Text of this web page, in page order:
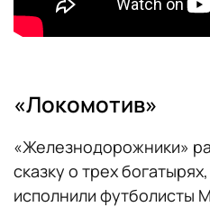
«Локомотив»
«Железнодорожники»
сказку о трех
исполнили футболисты